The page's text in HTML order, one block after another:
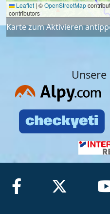
Leaflet | ©OpenStreetMap
contributors
Karte zum Aktivieren